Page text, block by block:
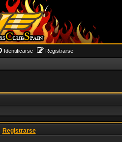
Identificarse Registrarse
Registrarse